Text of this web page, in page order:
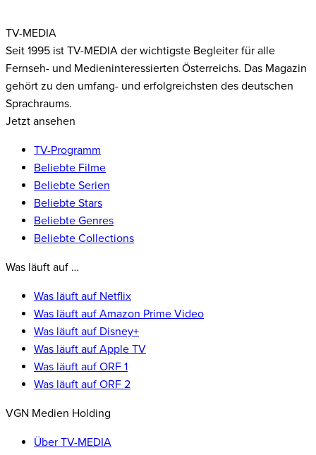
TV-MEDIA
Seit 1995 ist TV-MEDIA der wichtigste Begleiter für alle
Fernseh- und Medieninteressierten Österreichs. Das Magazin
gehört zu den umfang- und erfolgreichsten des deutschen
Sprachraums.
Jetzt ansehen
TV-Programm
Beliebte Filme
Beliebte Serien
Beliebte Stars
Beliebte Genres
Beliebte Collections
Was läuft auf …
Was läuft auf Netflix
Was läuft auf Amazon Prime Video
Was läuft auf Disney+
Was läuft auf Apple TV
Was läuft auf ORF 1
Was läuft auf ORF 2
VGN Medien Holding
Über TV-MEDIA